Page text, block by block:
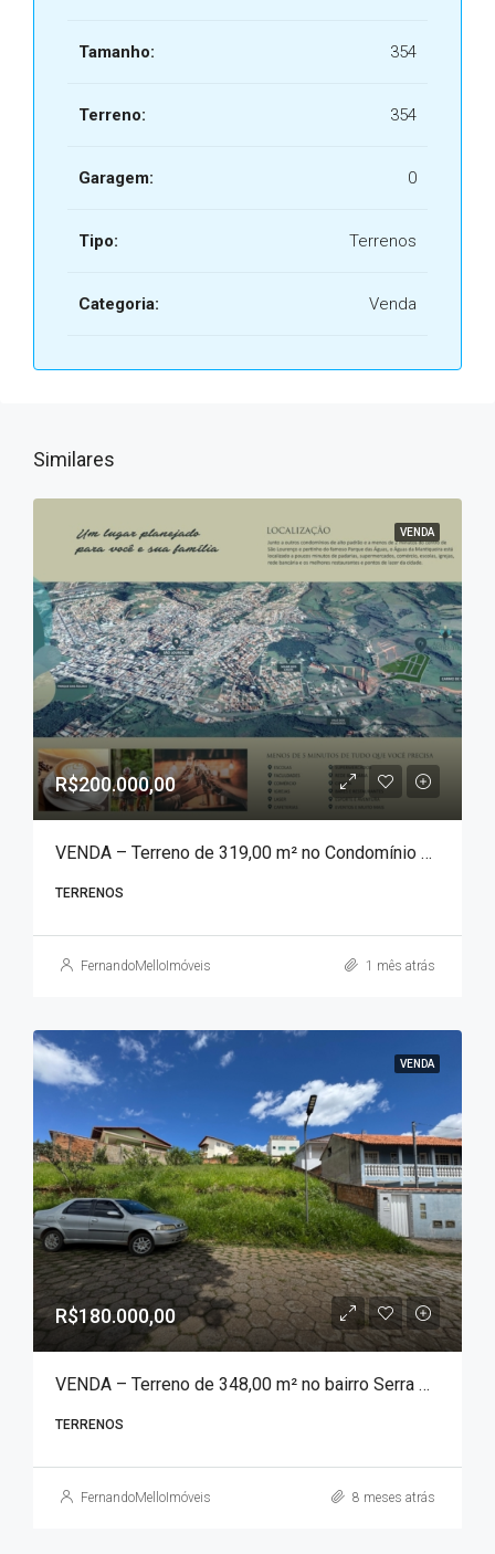
Tamanho: 354
Terreno: 354
Garagem: 0
Tipo: Terrenos
Categoria: Venda
Similares
VENDA
R$200.000,00
VENDA – Terreno de 319,00 m² no Condomínio Águas da Mantiqueira!!!
TERRENOS
FernandoMelloImóveis 1 mês atrás
VENDA
R$180.000,00
VENDA – Terreno de 348,00 m² no bairro Serra Azul!!!
TERRENOS
FernandoMelloImóveis 8 meses atrás